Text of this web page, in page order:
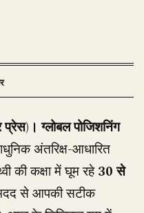
प्रेस)। ग्लोबल पोजिशनिंग
अंतरिक्ष-आधारित
की कक्षा में घूम रहे30 से
से आपकी सटीक